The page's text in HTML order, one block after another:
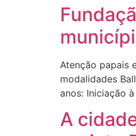
Atenção papais
modalidades
anos: Iniciação
A